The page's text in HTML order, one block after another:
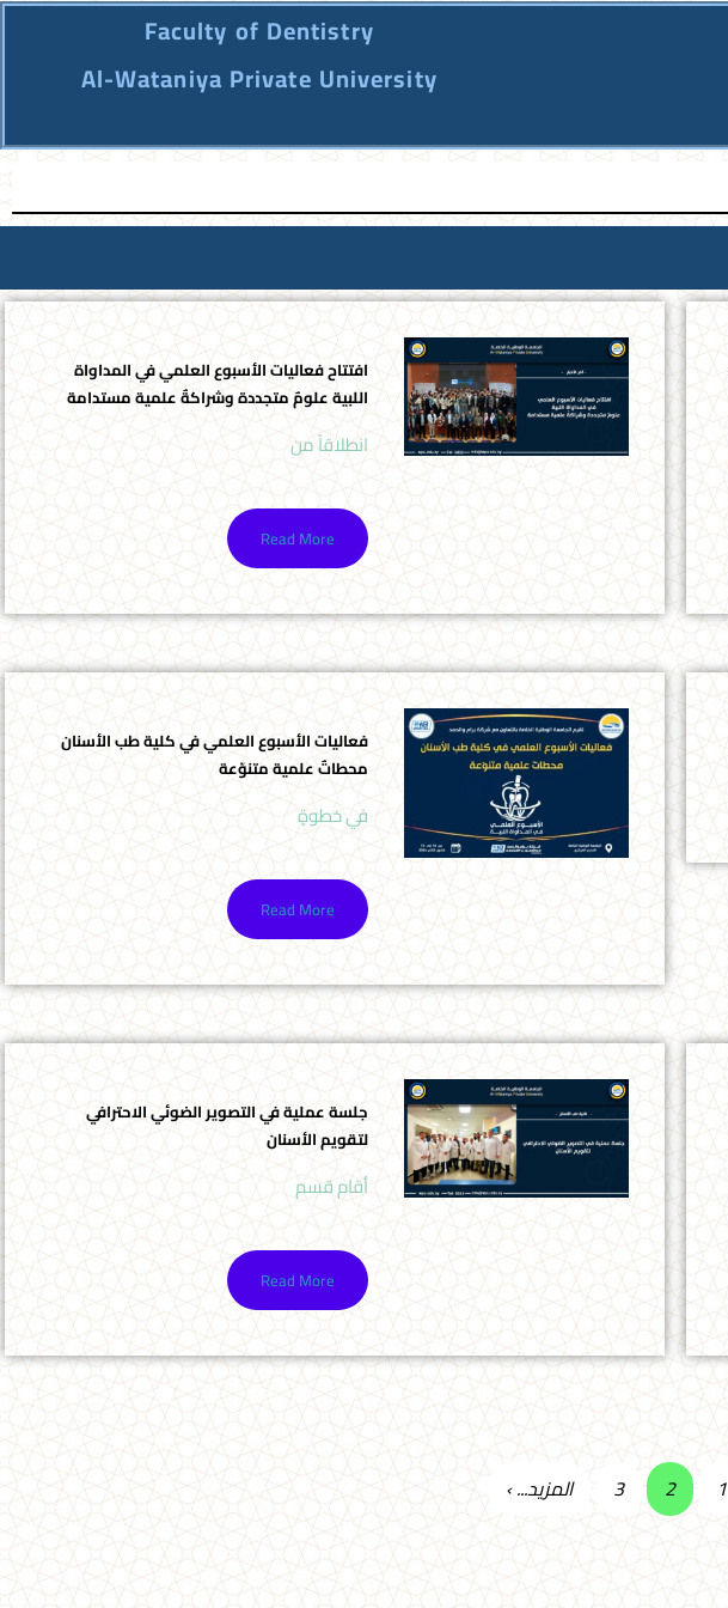
Faculty of Dentistry
Al-Wataniya Private University
افتتاح فعاليات الأسبوع العلمي في المداواة
اللبية علومٌ متجددة وشراكةٌ علمية مستدامة
انطلاقاً من
Read More
فعاليات الأسبوع العلمي في كلية طب الأسنان
محطاتٌ علمية متنوّعة
في خطوةٍ
Read More
جلسة عملية في التصوير الضوئي الاحترافي
لتقويم الأسنان
أقام قسم
Read More
1
2
3 المزيد... ›